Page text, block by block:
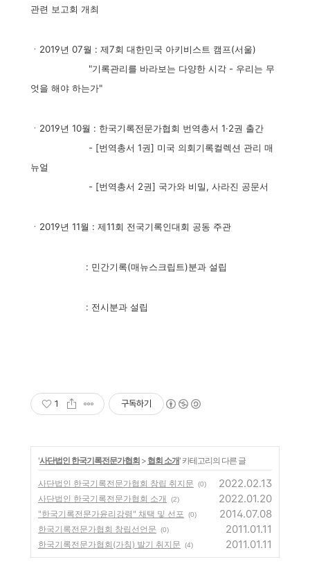
관련 보고회 개최
ㆍ2019년 07월 : 제7회 대한민국 아키비스트 캠프(서울)
"기록관리를 바라보는 다양한 시각 - 우리는 무
엇을 해야 하는가"
ㆍ2019년 10월 : 한국기록전문가협회 번역총서 1·2권 출간
- [번역총서 1권] 미국 의회기록컬렉션 관리 매
뉴얼
- [번역총서 2권] 국가와 비밀, 사라진 공문서
ㆍ2019년 11월 : 제11회 전국기록인대회 공동 주관
: 민간기록(매뉴스크립트)분과 설립
: 전시분과 설립
1 구독하기
'사단법인 한국기록전문가협회 > 협회 소개' 카테고리의 다른 글
사단법인 한국기록전문가협회 창립 취지문 (0) 2022.02.13
사단법인 한국기록전문가협회 소개 (2) 2022.01.20
"한국기록전문가윤리강령" 채택 및 선포 (0) 2014.07.08
한국기록전문가협회 창립선언문 (0) 2011.01.11
한국기록전문가협회(가칭) 발기 취지문 (4) 2011.01.11